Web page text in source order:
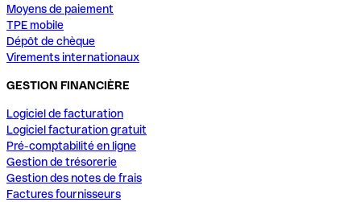
Moyens de paiement
TPE mobile
Dépôt de chèque
Virements internationaux
GESTION FINANCIÈRE
Logiciel de facturation
Logiciel facturation gratuit
Pré-comptabilité en ligne
Gestion de trésorerie
Gestion des notes de frais
Factures fournisseurs